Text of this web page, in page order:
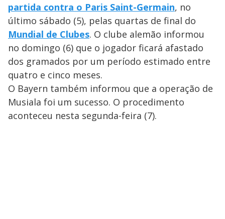
partida contra o Paris Saint-Germain, no
último sábado (5), pelas quartas de final do
Mundial de Clubes. O clube alemão informou
no domingo (6) que o jogador ficará afastado
dos gramados por um período estimado entre
quatro e cinco meses.
O Bayern também informou que a operação de
Musiala foi um sucesso. O procedimento
aconteceu nesta segunda-feira (7).